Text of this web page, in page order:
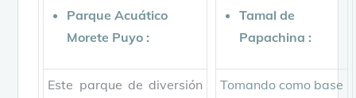
Parque Acuático
Morete Puyo :
Este parque de diversión
Tamal de
Papachina :
Tomando como base